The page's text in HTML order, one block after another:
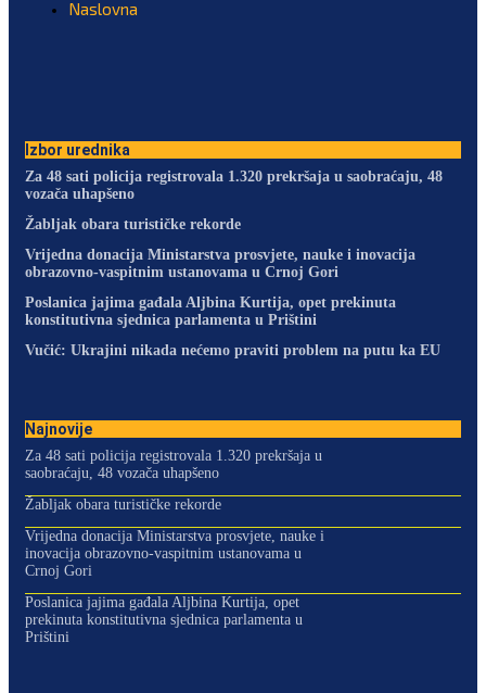
Naslovna
Izbor urednika
Za 48 sati policija registrovala 1.320 prekršaja u saobraćaju, 48
vozača uhapšeno
Žabljak obara turističke rekorde
Vrijedna donacija Ministarstva prosvjete, nauke i inovacija
obrazovno-vaspitnim ustanovama u Crnoj Gori
Poslanica jajima gađala Aljbina Kurtija, opet prekinuta
konstitutivna sjednica parlamenta u Prištini
Vučić: Ukrajini nikada nećemo praviti problem na putu ka EU
Najnovije
Za 48 sati policija registrovala 1.320 prekršaja u
saobraćaju, 48 vozača uhapšeno
Žabljak obara turističke rekorde
Vrijedna donacija Ministarstva prosvjete, nauke i
inovacija obrazovno-vaspitnim ustanovama u
Crnoj Gori
Poslanica jajima gađala Aljbina Kurtija, opet
prekinuta konstitutivna sjednica parlamenta u
Prištini